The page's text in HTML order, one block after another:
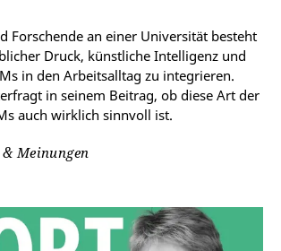
Forschende an einer Universität besteht
Druck, künstliche Intelligenz und
in den Arbeitsalltag zu integrieren.
in seinem Beitrag, ob diese Art der
auch wirklich sinnvoll ist.
Meinungen